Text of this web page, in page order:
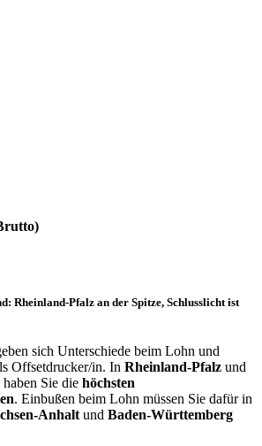
Rheinland-Pfalz an der Spitze, Schlusslicht ist
sich Unterschiede beim Lohn und
Offsetdrucker/in. In Rheinland-Pfalz und
haben Sie die höchsten
. Einbußen beim Lohn müssen Sie dafür in
Anhalt und Baden-Württemberg